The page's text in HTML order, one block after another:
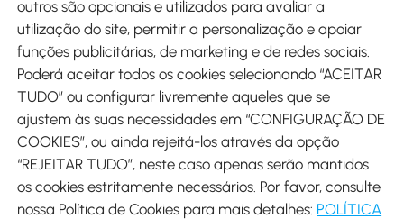
Envio
Descarregar Aosom App
outros são opcionais e utilizados para avaliar a
utilização do site, permitir a personalização e apoiar
funções publicitárias, de marketing e de redes sociais.
Poderá aceitar todos os cookies selecionando “ACEITAR
TUDO” ou configurar livremente aqueles que se
ajustem às suas necessidades em “CONFIGURAÇÃO DE
COOKIES”, ou ainda rejeitá-los através da opção
“REJEITAR TUDO”, neste caso apenas serão mantidos
os cookies estritamente necessários. Por favor, consulte
nossa Política de Cookies para mais detalhes: POLÍTICA